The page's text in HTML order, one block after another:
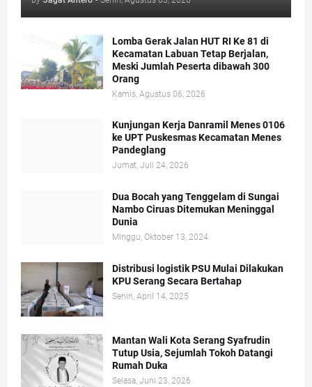
Lomba Gerak Jalan HUT RI Ke 81 di
Kecamatan Labuan Tetap Berjalan,
Meski Jumlah Peserta dibawah 300
Orang
Kamis, Agustus 06, 2026
Kunjungan Kerja Danramil Menes 0106
ke UPT Puskesmas Kecamatan Menes
Pandeglang
Jumat, Juli 24, 2026
Dua Bocah yang Tenggelam di Sungai
Nambo Ciruas Ditemukan Meninggal
Dunia
Minggu, Oktober 13, 2024
Distribusi logistik PSU Mulai Dilakukan
KPU Serang Secara Bertahap
Senin, April 14, 2025
Mantan Wali Kota Serang Syafrudin
Tutup Usia, Sejumlah Tokoh Datangi
Rumah Duka
Selasa, Juni 23, 2026